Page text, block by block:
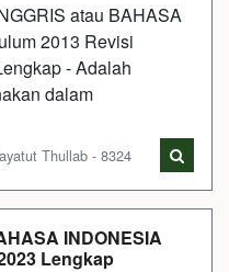
atau BAHASA
2013 Revisi
- Adalah
dalam
Thullab - 8324
INDONESIA
Lengkap